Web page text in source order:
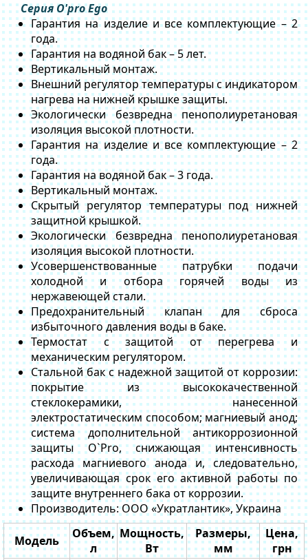
Серия O'pro Ego
Гарантия на изделие и все комплектующие – 2
года.
Гарантия на водяной бак – 5 лет.
Вертикальный монтаж.
Внешний регулятор температуры с индикатором
нагрева на нижней крышке защиты.
Экологически безвредна пенополиуретановая
изоляция высокой плотности.
Гарантия на изделие и все комплектующие – 2
года.
Гарантия на водяной бак – 3 года.
Вертикальный монтаж.
Скрытый регулятор температуры под нижней
защитной крышкой.
Экологически безвредна пенополиуретановая
изоляция высокой плотности.
Усовершенствованные патрубки подачи
холодной и отбора горячей воды из
нержавеющей стали.
Предохранительный клапан для сброса
избыточного давления воды в баке.
Термостат с защитой от перегрева и
механическим регулятором.
Стальной бак с надежной защитой от коррозии:
покрытие из высококачественной
стеклокерамики, нанесенной
электростатическим способом; магниевый анод;
система дополнительной антикоррозионной
защиты O`Pro, снижающая интенсивность
расхода магниевого анода и, следовательно,
увеличивающая срок его активной работы по
защите внутреннего бака от коррозии.
Производитель: ООО «Укратлантик», Украина
Модель
Объем,
л
Мощность,
Вт
Размеры,
мм
Цена,
грн